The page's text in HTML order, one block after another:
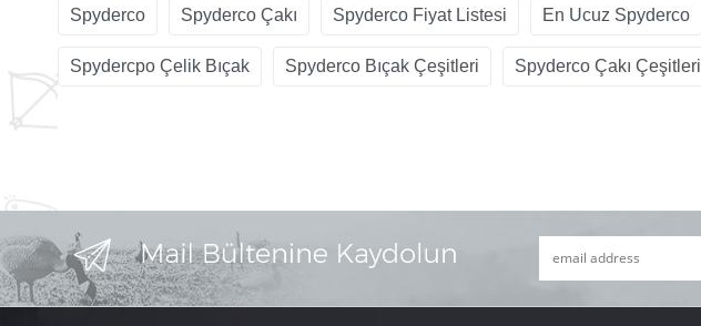
Spyderco Spyderco Çakı Spyderco Fiyat Listesi En Ucuz Spyderco
Spydercpo Çelik Bıçak Spyderco Bıçak Çeşitleri Spyderco Çakı Çeşitleri